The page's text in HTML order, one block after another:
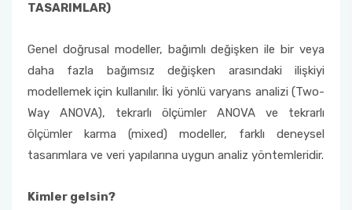
TASARIMLAR)
Genel doğrusal modeller, bağımlı değişken ile bir veya
daha fazla bağımsız değişken arasındaki ilişkiyi
modellemek için kullanılır. İki yönlü varyans analizi (Two-
Way ANOVA), tekrarlı ölçümler ANOVA ve tekrarlı
ölçümler karma (mixed) modeller, farklı deneysel
tasarımlara ve veri yapılarına uygun analiz yöntemleridir.
Kimler gelsin?